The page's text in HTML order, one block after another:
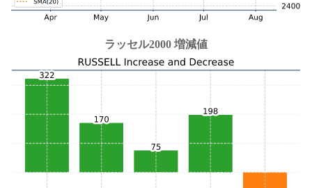
ラッセル2000 増減値